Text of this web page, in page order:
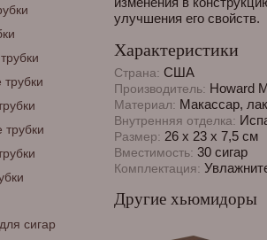
трубки
трубки
сигар
улучшения его свойств.
Характеристики
Страна: США
Производитель: Howard
Материал: Макассар, лак
Внутренняя отделка:
Размер: 26 х 23 х 7,5 см
Вместимость: 30 сигар
Комплектация:
Другие хьюмидоры